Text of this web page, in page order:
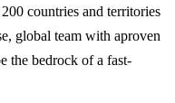
countries and territories
global team with aproven
the bedrock of a fast-